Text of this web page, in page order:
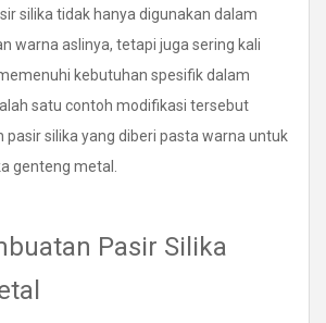
silika tidak hanya digunakan dalam
warna aslinya, tetapi juga sering kali
kebutuhan spesifik dalam
satu contoh modifikasi tersebut
pasir silika yang diberi pasta warna untuk
genteng metal.
Pasir Silika